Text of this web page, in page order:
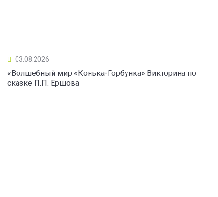
03.08.2026
«Волшебный мир «Конька-Горбунка» Викторина по
сказке П.П. Ершова